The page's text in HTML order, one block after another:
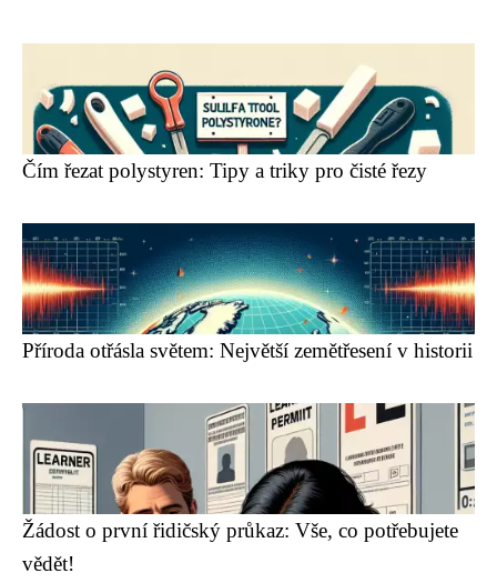
Čím řezat polystyren: Tipy a triky pro čisté řezy
Příroda otřásla světem: Největší zemětřesení v historii
Žádost o první řidičský průkaz: Vše, co potřebujete
vědět!